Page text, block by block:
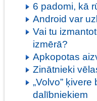
6 padomi, kā
Android var
Vai tu
izmērā?
Apkopotas
Zinātnieki
„Volvo”
dalībniekiem